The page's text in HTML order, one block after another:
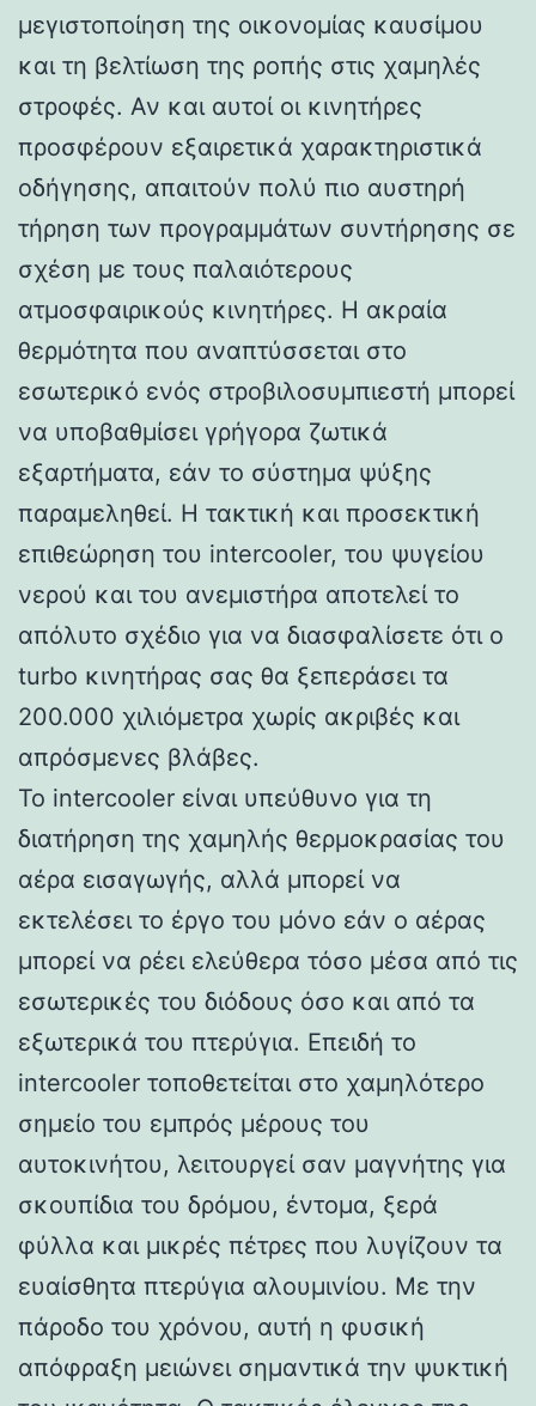
μεγιστοποίηση της οικονομίας καυσίμου
και τη βελτίωση της ροπής στις χαμηλές
στροφές. Αν και αυτοί οι κινητήρες
προσφέρουν εξαιρετικά χαρακτηριστικά
οδήγησης, απαιτούν πολύ πιο αυστηρή
τήρηση των προγραμμάτων συντήρησης σε
σχέση με τους παλαιότερους
ατμοσφαιρικούς κινητήρες. Η ακραία
θερμότητα που αναπτύσσεται στο
εσωτερικό ενός στροβιλοσυμπιεστή μπορεί
να υποβαθμίσει γρήγορα ζωτικά
εξαρτήματα, εάν το σύστημα ψύξης
παραμεληθεί. Η τακτική και προσεκτική
επιθεώρηση του intercooler, του ψυγείου
νερού και του ανεμιστήρα αποτελεί το
απόλυτο σχέδιο για να διασφαλίσετε ότι ο
turbo κινητήρας σας θα ξεπεράσει τα
200.000 χιλιόμετρα χωρίς ακριβές και
απρόσμενες βλάβες.
Το intercooler είναι υπεύθυνο για τη
διατήρηση της χαμηλής θερμοκρασίας του
αέρα εισαγωγής, αλλά μπορεί να
εκτελέσει το έργο του μόνο εάν ο αέρας
μπορεί να ρέει ελεύθερα τόσο μέσα από τις
εσωτερικές του διόδους όσο και από τα
εξωτερικά του πτερύγια. Επειδή το
intercooler τοποθετείται στο χαμηλότερο
σημείο του εμπρός μέρους του
αυτοκινήτου, λειτουργεί σαν μαγνήτης για
σκουπίδια του δρόμου, έντομα, ξερά
φύλλα και μικρές πέτρες που λυγίζουν τα
ευαίσθητα πτερύγια αλουμινίου. Με την
πάροδο του χρόνου, αυτή η φυσική
απόφραξη μειώνει σημαντικά την ψυκτική